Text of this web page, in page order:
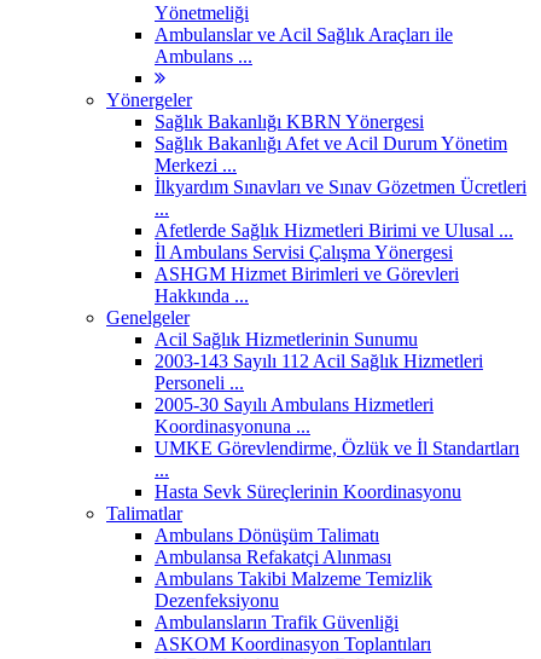
Yönetmeliği
Ambulanslar ve Acil Sağlık Araçları ile
Ambulans ...
Yönergeler
Sağlık Bakanlığı KBRN Yönergesi
Sağlık Bakanlığı Afet ve Acil Durum Yönetim
Merkezi ...
İlkyardım Sınavları ve Sınav Gözetmen Ücretleri
...
Afetlerde Sağlık Hizmetleri Birimi ve Ulusal ...
İl Ambulans Servisi Çalışma Yönergesi
ASHGM Hizmet Birimleri ve Görevleri
Hakkında ...
Genelgeler
Acil Sağlık Hizmetlerinin Sunumu
2003-143 Sayılı 112 Acil Sağlık Hizmetleri
Personeli ...
2005-30 Sayılı Ambulans Hizmetleri
Koordinasyonuna ...
UMKE Görevlendirme, Özlük ve İl Standartları
...
Hasta Sevk Süreçlerinin Koordinasyonu
Talimatlar
Ambulans Dönüşüm Talimatı
Ambulansa Refakatçi Alınması
Ambulans Takibi Malzeme Temizlik
Dezenfeksiyonu
Ambulansların Trafik Güvenliği
ASKOM Koordinasyon Toplantıları